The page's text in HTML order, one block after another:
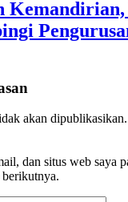
akan dipublikasikan.
dan situs web saya